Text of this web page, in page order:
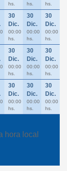
hs.
hs.
hs.
30
Dic.
00:00
hs.
30
Dic.
00:00
hs.
30
Dic.
00:00
hs.
30
Dic.
00:00
hs.
30
Dic.
00:00
hs.
30
Dic.
00:00
hs.
30
Dic.
00:00
hs.
30
Dic.
00:00
hs.
30
Dic.
00:00
hs.
hora local